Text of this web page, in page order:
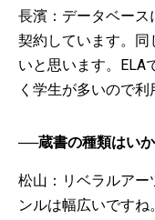
長濱：データベー
契約しています。
いと思います。ELA
く学生が多いので利
──蔵書の種類はい
松山：リベラルアー
ンルは幅広いです